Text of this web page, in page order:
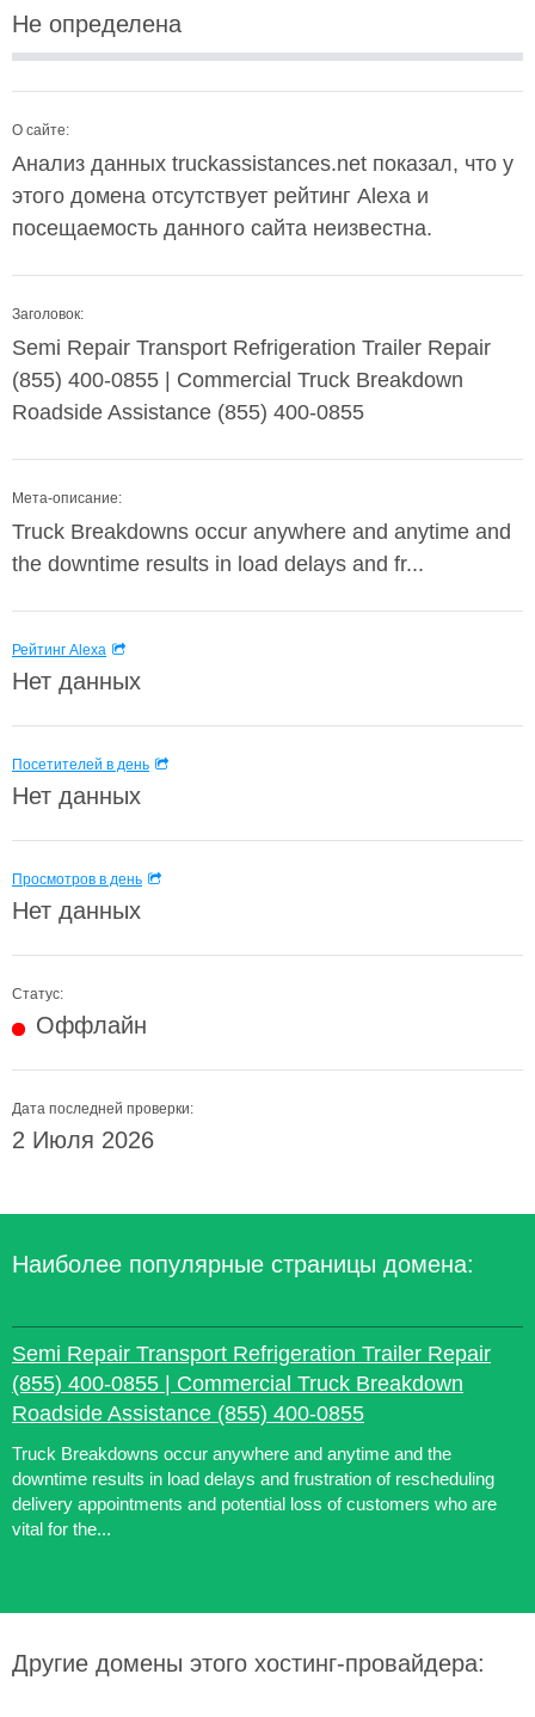
Не определена
О сайте:
Анализ данных truckassistances.net показал, что у
этого домена отсутствует рейтинг Alexa и
посещаемость данного сайта неизвестна.
Заголовок:
Semi Repair Transport Refrigeration Trailer Repair
(855) 400-0855 | Commercial Truck Breakdown
Roadside Assistance (855) 400-0855
Мета-описание:
Truck Breakdowns occur anywhere and anytime and
the downtime results in load delays and fr...
Рейтинг Alexa
Нет данных
Посетителей в день
Нет данных
Просмотров в день
Нет данных
Статус:
Оффлайн
Дата последней проверки:
2 Июля 2026
Наиболее популярные страницы домена:
Semi Repair Transport Refrigeration Trailer Repair
(855) 400-0855 | Commercial Truck Breakdown
Roadside Assistance (855) 400-0855
Truck Breakdowns occur anywhere and anytime and the
downtime results in load delays and frustration of rescheduling
delivery appointments and potential loss of customers who are
vital for the...
Другие домены этого хостинг-провайдера: